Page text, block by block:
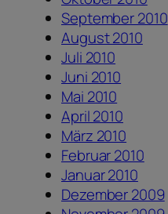
September 2010
August 2010
Juli 2010
Juni 2010
Mai 2010
April 2010
März 2010
Februar 2010
Januar 2010
Dezember 2009